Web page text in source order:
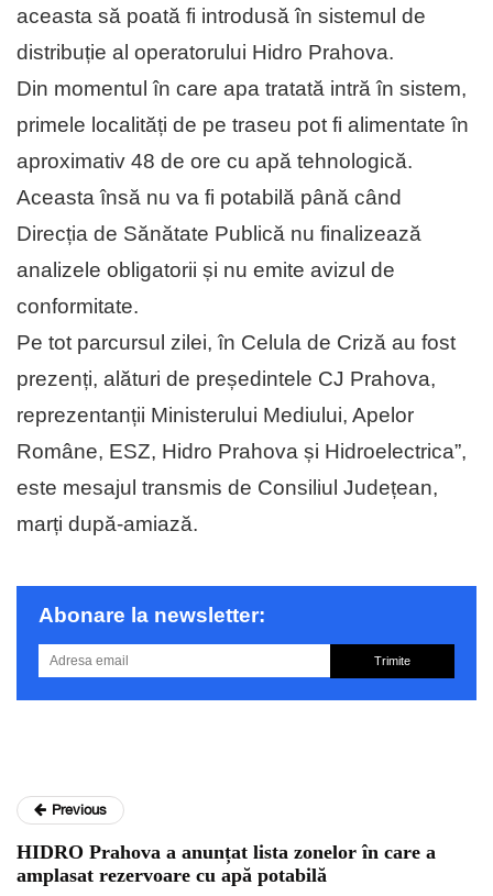
aceasta să poată fi introdusă în sistemul de
distribuție al operatorului Hidro Prahova.
Din momentul în care apa tratată intră în sistem,
primele localități de pe traseu pot fi alimentate în
aproximativ 48 de ore cu apă tehnologică.
Aceasta însă nu va fi potabilă până când
Direcția de Sănătate Publică nu finalizează
analizele obligatorii și nu emite avizul de
conformitate.
Pe tot parcursul zilei, în Celula de Criză au fost
prezenți, alături de președintele CJ Prahova,
reprezentanții Ministerului Mediului, Apelor
Române, ESZ, Hidro Prahova și Hidroelectrica”,
este mesajul transmis de Consiliul Județean,
marți după-amiază.
Abonare la newsletter:
Trimite
Previous
HIDRO Prahova a anunțat lista zonelor în care a
amplasat rezervoare cu apă potabilă